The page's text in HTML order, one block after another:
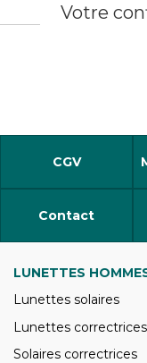
Votre
CGV
Contact
LUNETTES
Lunettes solaires
Lunettes correctrices
Solaires correctrices